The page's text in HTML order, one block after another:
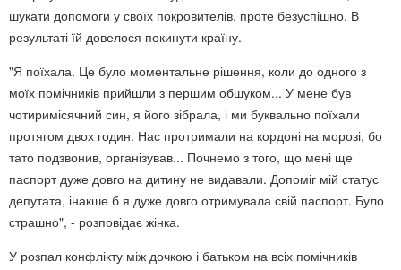
шукати допомоги у своїх покровителів, проте безуспішно. В
результаті їй довелося покинути країну.
"Я поїхала. Це було моментальне рішення, коли до одного з
моїх помічників прийшли з першим обшуком... У мене був
чотиримісячний син, я його зібрала, і ми буквально поїхали
протягом двох годин. Нас протримали на кордоні на морозі, бо
тато подзвонив, організував... Почнемо з того, що мені ще
паспорт дуже довго на дитину не видавали. Допоміг мій статус
депутата, інакше б я дуже довго отримувала свій паспорт. Було
страшно", - розповідає жінка.
У розпал конфлікту між дочкою і батьком на всіх помічників